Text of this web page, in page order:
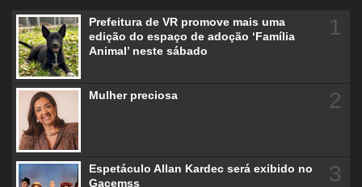
Prefeitura de VR promove mais uma
edição do espaço de adoção ‘Família
Animal’ neste sábado
1
Mulher preciosa 2
Espetáculo Allan Kardec será exibido no
Gacemss
3